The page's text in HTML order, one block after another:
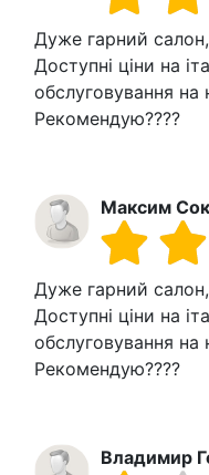
Дуже гарний
Доступні ціни на
обслуговування на
Рекомендую????
Максим
Дуже гарний
Доступні ціни на
обслуговування на
Рекомендую????
Владимир